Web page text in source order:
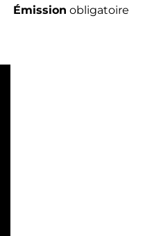
Émission obligatoire